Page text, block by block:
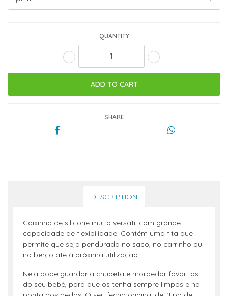
QUANTITY
+
-
SHARE
DESCRIPTION
Caixinha de silicone muito versátil com grande
capacidade de flexibilidade. Contém uma fita que
permite que seja pendurada no saco, no carrinho ou
no berço até à próxima utilização.
Nela pode guardar a chupeta e mordedor favoritos
do seu bebé, para que os tenha sempre limpos e na